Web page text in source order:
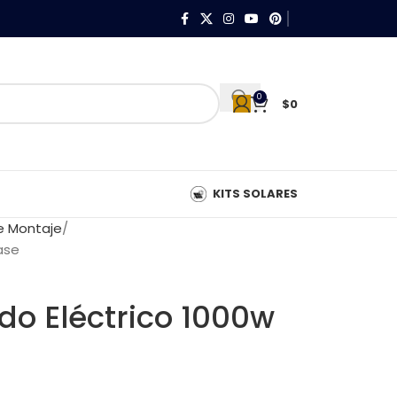
0 $0
KITS SOLARES
Montaje
Eléctrico 1000w